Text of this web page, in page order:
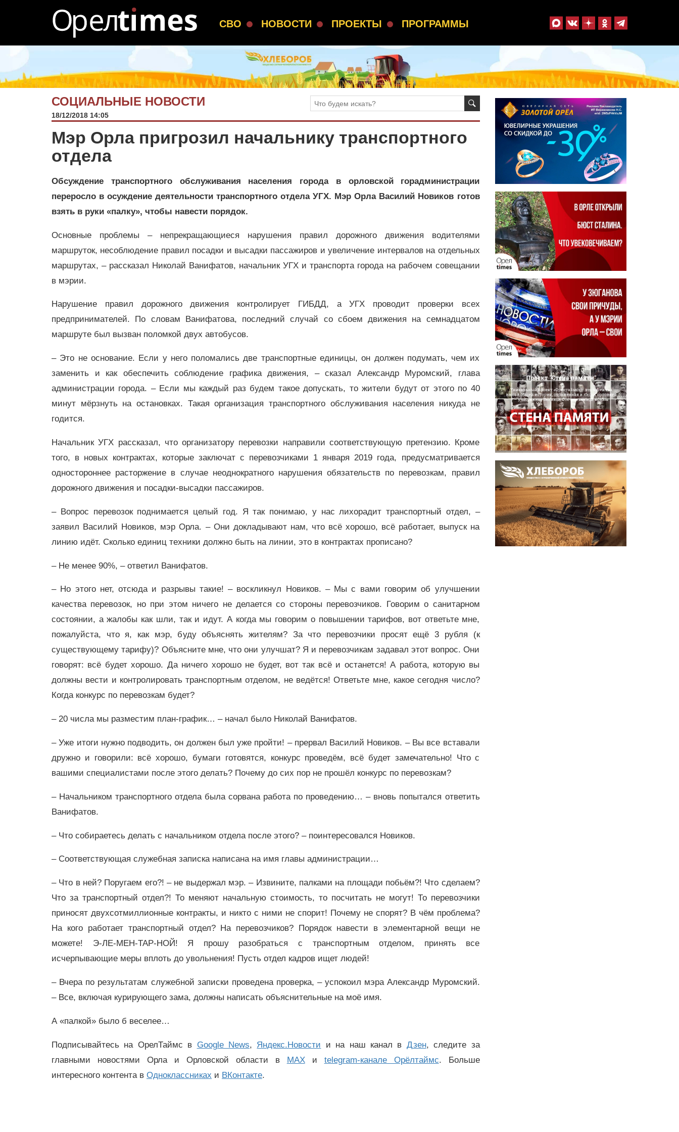
СВО НОВОСТИ ПРОЕКТЫ ПРОГРАММЫ
СОЦИАЛЬНЫЕ НОВОСТИ
18/12/2018 14:05
Мэр Орла пригрозил начальнику транспортного
отдела
Обсуждение транспортного обслуживания населения города в орловской горадминистрации
переросло в осуждение деятельности транспортного отдела УГХ. Мэр Орла Василий Новиков готов
взять в руки «палку», чтобы навести порядок.
Основные проблемы – непрекращающиеся нарушения правил дорожного движения водителями
маршруток, несоблюдение правил посадки и высадки пассажиров и увеличение интервалов на отдельных
маршрутах, – рассказал Николай Ванифатов, начальник УГХ и транспорта города на рабочем совещании
в мэрии.
Нарушение правил дорожного движения контролирует ГИБДД, а УГХ проводит проверки всех
предпринимателей. По словам Ванифатова, последний случай со сбоем движения на семнадцатом
маршруте был вызван поломкой двух автобусов.
– Это не основание. Если у него поломались две транспортные единицы, он должен подумать, чем их
заменить и как обеспечить соблюдение графика движения, – сказал Александр Муромский, глава
администрации города. – Если мы каждый раз будем такое допускать, то жители будут от этого по 40
минут мёрзнуть на остановках. Такая организация транспортного обслуживания населения никуда не
годится.
Начальник УГХ рассказал, что организатору перевозки направили соответствующую претензию. Кроме
того, в новых контрактах, которые заключат с перевозчиками 1 января 2019 года, предусматривается
одностороннее расторжение в случае неоднократного нарушения обязательств по перевозкам, правил
дорожного движения и посадки-высадки пассажиров.
– Вопрос перевозок поднимается целый год. Я так понимаю, у нас лихорадит транспортный отдел, –
заявил Василий Новиков, мэр Орла. – Они докладывают нам, что всё хорошо, всё работает, выпуск на
линию идёт. Сколько единиц техники должно быть на линии, это в контрактах прописано?
– Не менее 90%, – ответил Ванифатов.
– Но этого нет, отсюда и разрывы такие! – воскликнул Новиков. – Мы с вами говорим об улучшении
качества перевозок, но при этом ничего не делается со стороны перевозчиков. Говорим о санитарном
состоянии, а жалобы как шли, так и идут. А когда мы говорим о повышении тарифов, вот ответьте мне,
пожалуйста, что я, как мэр, буду объяснять жителям? За что перевозчики просят ещё 3 рубля (к
существующему тарифу)? Объясните мне, что они улучшат? Я и перевозчикам задавал этот вопрос. Они
говорят: всё будет хорошо. Да ничего хорошо не будет, вот так всё и останется! А работа, которую вы
должны вести и контролировать транспортным отделом, не ведётся! Ответьте мне, какое сегодня число?
Когда конкурс по перевозкам будет?
– 20 числа мы разместим план-график… – начал было Николай Ванифатов.
– Уже итоги нужно подводить, он должен был уже пройти! – прервал Василий Новиков. – Вы все вставали
дружно и говорили: всё хорошо, бумаги готовятся, конкурс проведём, всё будет замечательно! Что с
вашими специалистами после этого делать? Почему до сих пор не прошёл конкурс по перевозкам?
– Начальником транспортного отдела была сорвана работа по проведению… – вновь попытался ответить
Ванифатов.
– Что собираетесь делать с начальником отдела после этого? – поинтересовался Новиков.
– Соответствующая служебная записка написана на имя главы администрации…
– Что в ней? Поругаем его?! – не выдержал мэр. – Извините, палками на площади побьём?! Что сделаем?
Что за транспортный отдел?! То меняют начальную стоимость, то посчитать не могут! То перевозчики
приносят двухсотмиллионные контракты, и никто с ними не спорит! Почему не спорят? В чём проблема?
На кого работает транспортный отдел? На перевозчиков? Порядок навести в элементарной вещи не
можете! Э-ЛЕ-МЕН-ТАР-НОЙ! Я прошу разобраться с транспортным отделом, принять все
исчерпывающие меры вплоть до увольнения! Пусть отдел кадров ищет людей!
– Вчера по результатам служебной записки проведена проверка, – успокоил мэра Александр Муромский.
– Все, включая курирующего зама, должны написать объяснительные на моё имя.
А «палкой» было б веселее…
Подписывайтесь на ОрелТаймс в Google News, Яндекс.Новости и на наш канал в Дзен, следите за
главными новостями Орла и Орловской области в MAXи telegram-канале Орёлтаймс. Больше
интересного контента в Одноклассниках и ВКонтакте.